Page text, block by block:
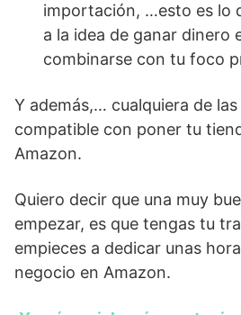
importación, …esto es lo
a la idea de ganar dinero
combinarse con tu foco
Y además,… cualquiera de
compatible con poner tu
Amazon.
Quiero decir que una muy
empezar, es que tengas tu
empieces a dedicar unas
negocio en Amazon.